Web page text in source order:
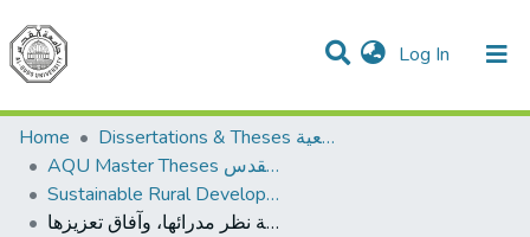
Log In (current)
Communities & Collections
All of DSpace
Home
Dissertations & Theses الرسائل الجامعية
AQU Master Theses الرسائل الجامعية الخاصة بجامعة القدس
Sustainable Rural Development التنمية الريفية المستدامة
دور الرقابة الإدارية في تحسين الأداء لدى منظمات المجتمع المدني في الضفة الغربية من وجهة نظر مدرائها، وآفاق تعزيزها